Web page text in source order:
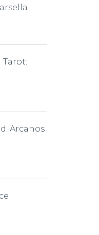
Tarot:
Arcanos